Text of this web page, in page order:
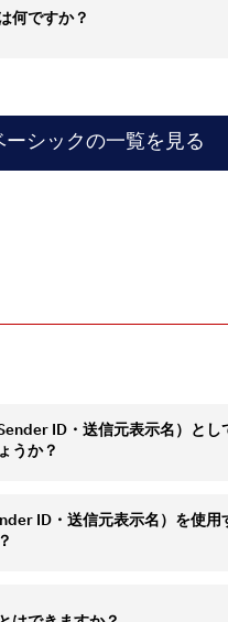
何ですか？
ーシックの一覧を見る
ID・送信元表示名）とし
うか？
ID・送信元表示名）を使用